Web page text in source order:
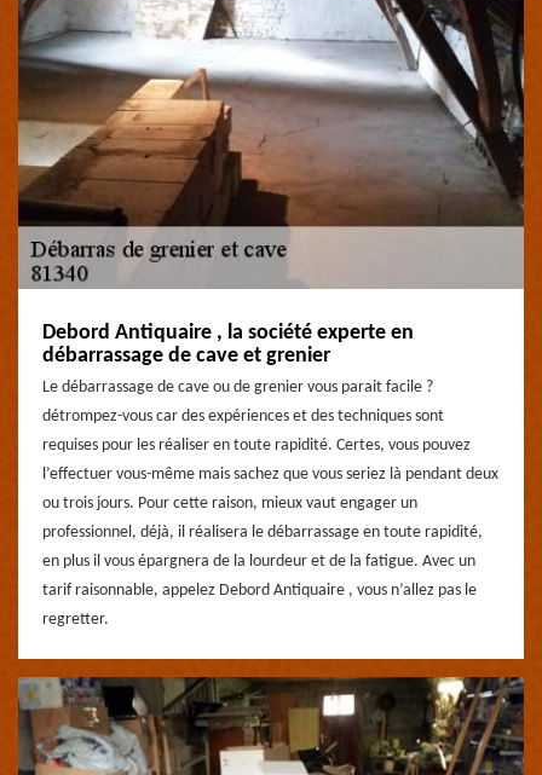
Debord Antiquaire , la société experte en
débarrassage de cave et grenier
Le débarrassage de cave ou de grenier vous parait facile ?
détrompez-vous car des expériences et des techniques sont
requises pour les réaliser en toute rapidité. Certes, vous pouvez
l’effectuer vous-même mais sachez que vous seriez là pendant deux
ou trois jours. Pour cette raison, mieux vaut engager un
professionnel, déjà, il réalisera le débarrassage en toute rapidité,
en plus il vous épargnera de la lourdeur et de la fatigue. Avec un
tarif raisonnable, appelez Debord Antiquaire , vous n’allez pas le
regretter.